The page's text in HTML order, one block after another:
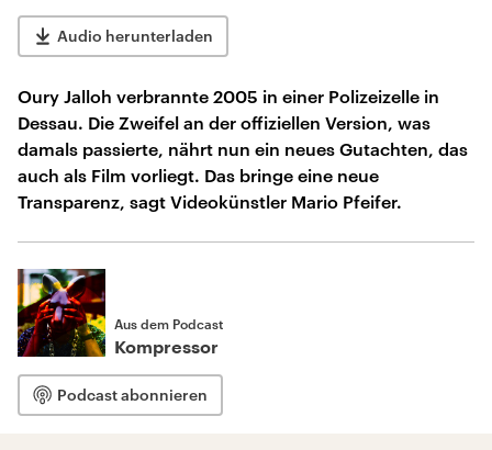
Audio herunterladen
Oury Jalloh verbrannte 2005 in einer Polizeizelle in
Dessau. Die Zweifel an der offiziellen Version, was
damals passierte, nährt nun ein neues Gutachten, das
auch als Film vorliegt. Das bringe eine neue
Transparenz, sagt Videokünstler Mario Pfeifer.
Aus dem Podcast
Kompressor
Podcast abonnieren